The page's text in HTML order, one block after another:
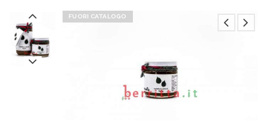
FUORI CATALOGO